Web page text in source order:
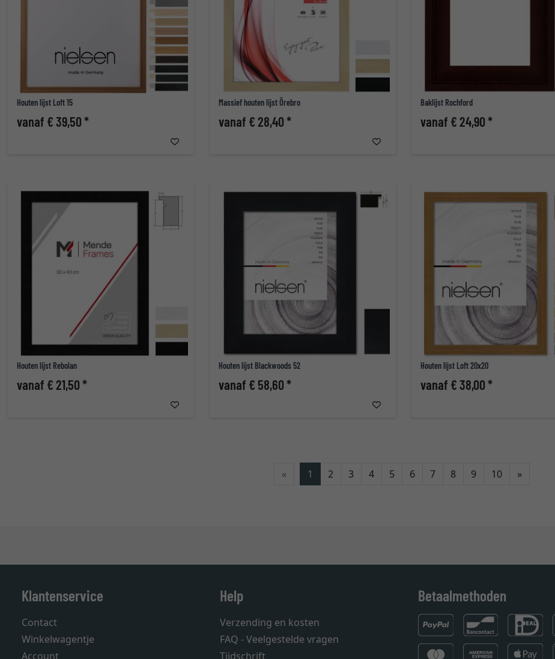
Houten lijst Loft 15
vanaf € 39,50 *
Massief houten lijst Örebro
vanaf € 28,40 *
Baklijst Rochford
vanaf € 24,90 *
Houten lijst Rebolan
vanaf € 21,50 *
Houten lijst Blackwoods 52
vanaf € 58,60 *
Houten lijst Loft 20x20
vanaf € 38,00 *
« 1 2 3 4 5 6 7 8 9 10 »Verder
Klantenservice
Contact
Winkelwagentje
Account
Help
Verzending en kosten
FAQ - Veelgestelde vragen
Tijdschrift
Betaalmethoden